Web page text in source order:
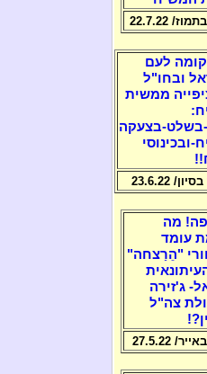
22.7.22
לעם
ובחו"ל
ממשית
בשלט-בצעקה
ובכינוסי
23.6.22
מה
עומד
"הֵרַצחה"
ג'זירה
צה"ל
27.5.22